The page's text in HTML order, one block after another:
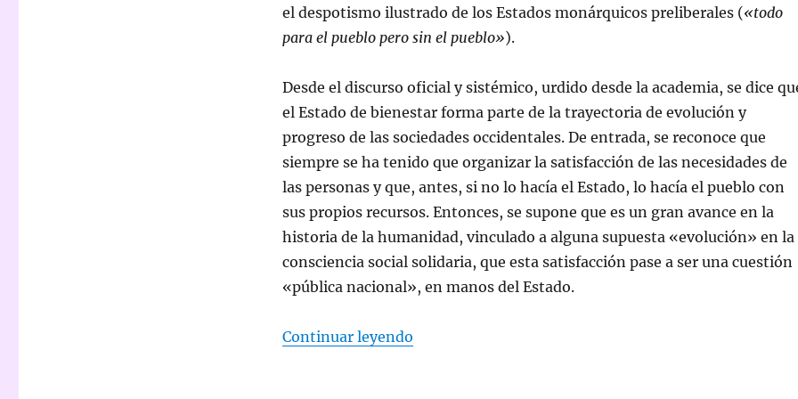
el despotismo ilustrado de los Estados monárquicos preliberales («todo
para el pueblo pero sin el pueblo»).
Desde el discurso oficial y sistémico, urdido desde la academia, se dice
el Estado de bienestar forma parte de la trayectoria de evolución y
progreso de las sociedades occidentales. De entrada, se reconoce que
siempre se ha tenido que organizar la satisfacción de las necesidades de
las personas y que, antes, si no lo hacía el Estado, lo hacía el pueblo con
sus propios recursos. Entonces, se supone que es un gran avance en la
historia de la humanidad, vinculado a alguna supuesta «evolución» en la
consciencia social solidaria, que esta satisfacción pase a ser una cuestión
«pública nacional», en manos del Estado.
Continuar leyendo«Sobre el Estado de bienestar»